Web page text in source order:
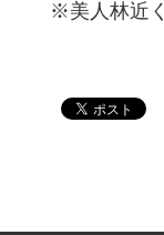
※美人林近く